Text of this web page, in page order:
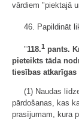
vārdiem "piektajā
46. Papildināt
"118.1 pants.
pieteikts tāda
tiesības
(1) Naudas
pārdošanas, kas
prasījumam, kura